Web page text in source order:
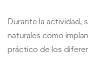
Durante la actividad,
naturales como
práctico de los